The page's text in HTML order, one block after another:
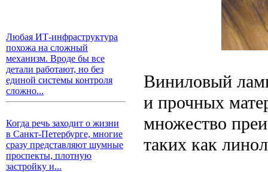
Любая ИТ-инфраструктура
похожа на сложный
механизм. Вроде бы все
детали работают, но без
единой системы контроля
сложно...
Когда речь заходит о жизни
в Санкт-Петербурге, многие
сразу представляют шумные
проспекты, плотную
застройку и...
Виниловый
и прочных
множество
таких как